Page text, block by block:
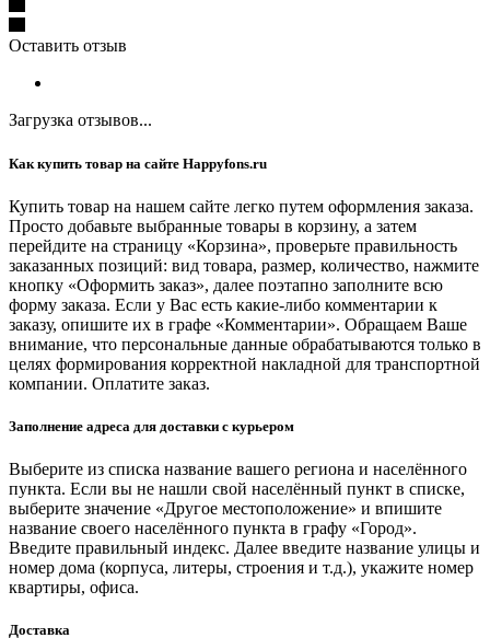
Оставить отзыв
Загрузка отзывов...
Как купить товар на сайте Happyfons.ru
Купить товар на нашем сайте легко путем оформления заказа.
Просто добавьте выбранные товары в корзину, а затем
перейдите на страницу «Корзина», проверьте правильность
заказанных позиций: вид товара, размер, количество, нажмите
кнопку «Оформить заказ», далее поэтапно заполните всю
форму заказа. Если у Вас есть какие-либо комментарии к
заказу, опишите их в графе «Комментарии». Обращаем Ваше
внимание, что персональные данные обрабатываются только в
целях формирования корректной накладной для транспортной
компании. Оплатите заказ.
Заполнение адреса для доставки с курьером
Выберите из списка название вашего региона и населённого
пункта. Если вы не нашли свой населённый пункт в списке,
выберите значение «Другое местоположение» и впишите
название своего населённого пункта в графу «Город».
Введите правильный индекс. Далее введите название улицы и
номер дома (корпуса, литеры, строения и т.д.), укажите номер
квартиры, офиса.
Доставка